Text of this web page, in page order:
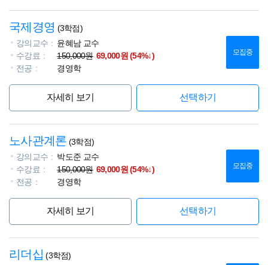
국제경영 (3학점)
강의교수
윤혜남 교수
수강료
150,000원 69,000원 (54%↓)
전공
경영학
모집중
자세히 보기 선택하기
노사관계론 (3학점)
강의교수
박도준 교수
수강료
150,000원 69,000원 (54%↓)
전공
경영학
모집중
자세히 보기 선택하기
리더십 (3학점)